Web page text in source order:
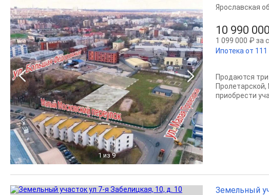
1 из 9
10 990
1 099 000 ₽ за
Ипотека от
Ярославская
Продаются
приобрести
Земельный